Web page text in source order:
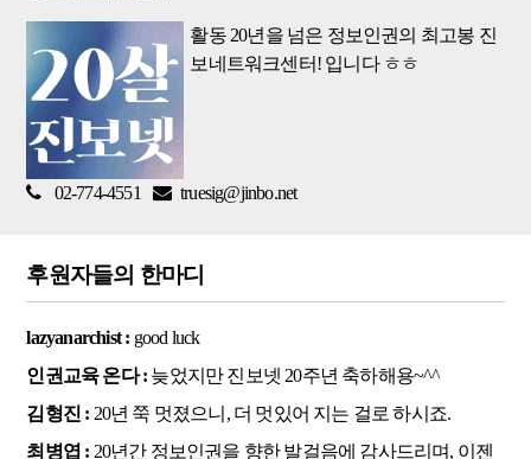
활동 20년을 넘은 정보인권의 최고봉 진
보네트워크센터! 입니다 ㅎㅎ
02-774-4551 truesig@jinbo.net
후원자들의 한마디
lazyanarchist : good luck
인권교육 온다 : 늦었지만 진보넷 20주년 축하해용~^^
김형진 : 20년 쭉 멋졌으니, 더 멋있어 지는 걸로 하시죠.
최병엽 : 20년간 정보인권을 향한 발걸음에 감사드리며, 이젠